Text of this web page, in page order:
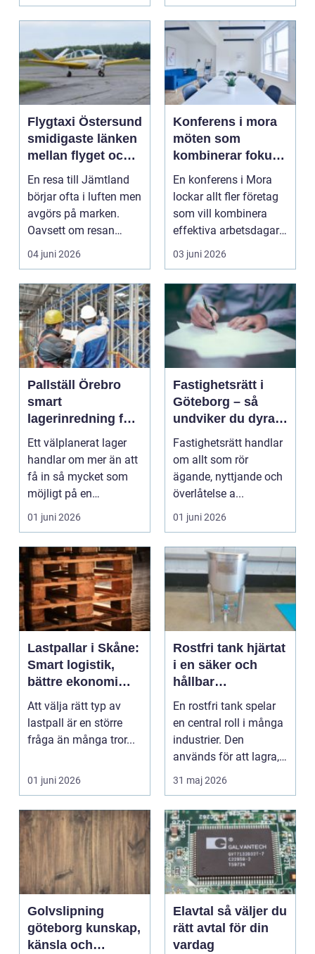
Flygtaxi Östersund
smidigaste länken
mellan flyget och
fjällen
En resa till Jämtland
börjar ofta i luften men
avgörs på marken.
Oavsett om resan
handlar om affärsm...
04 juni 2026
Konferens i mora
möten som
kombinerar fokus,
natur och
upplevelser
En konferens i Mora
lockar allt fler företag
som vill kombinera
effektiva arbetsdagar
med miljöombyt...
03 juni 2026
Pallställ Örebro
smart
lagerinredning för
effektivare flöden
Ett välplanerat lager
handlar om mer än att
få in så mycket som
möjligt på en
begränsad yta.
Företag...
01 juni 2026
Fastighetsrätt i
Göteborg – så
undviker du dyra
misstag
Fastighetsrätt handlar
om allt som rör
ägande, nyttjande och
överlåtelse a...
01 juni 2026
Lastpallar i Skåne:
Smart logistik,
bättre ekonomi
och hållbarare val
Att välja rätt typ av
lastpall är en större
fråga än många tror...
01 juni 2026
Rostfri tank hjärtat
i en säker och
hållbar
processanläggnin
En rostfri tank spelar
en central roll i många
industrier. Den
används för att lagra,
blanda eller t...
31 maj 2026
Golvslipning
göteborg kunskap,
känsla och
Elavtal så väljer du
rätt avtal för din
vardag